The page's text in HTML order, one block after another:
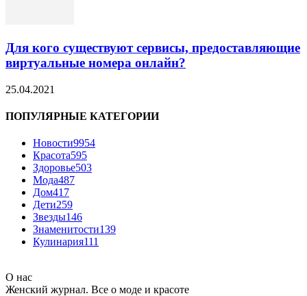
Для кого существуют сервисы, предоставляющие
виртуальные номера онлайн?
25.04.2021
ПОПУЛЯРНЫЕ КАТЕГОРИИ
Новости9954
Красота595
Здоровье503
Мода487
Дом417
Дети259
Звезды146
Знаменитости139
Кулинария111
О нас
Женский журнал. Все о моде и красоте